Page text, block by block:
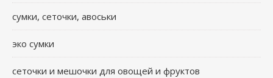
сумки, сеточки, авоськи
эко сумки
сеточки и мешочки для овощей и фруктов